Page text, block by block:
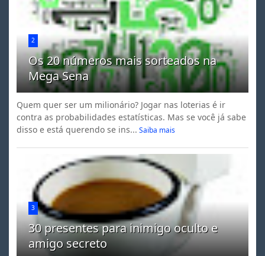
2
Os 20 números mais sorteados na
Mega Sena
Quem quer ser um milionário? Jogar nas loterias é ir
contra as probabilidades estatísticas. Mas se você já sabe
disso e está querendo se ins... Saiba mais
3
30 presentes para inimigo oculto e
amigo secreto